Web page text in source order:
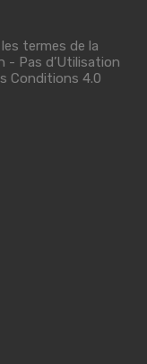
termes de la
- Pas d’Utilisation
Conditions 4.0